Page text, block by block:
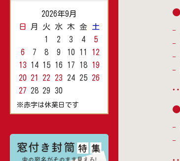
2026年9月
日
月 火 水 木 金
土
1
2 3 4
5
6
7 8 9 10 11
12
13 14 15 16 17 18
19
20 21 22 23 24 25
26
27
28 29 30
※赤字は休業日です